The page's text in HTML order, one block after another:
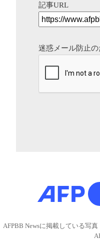
記事URL
迷惑メール防止
AFPBB Newsに掲載している写